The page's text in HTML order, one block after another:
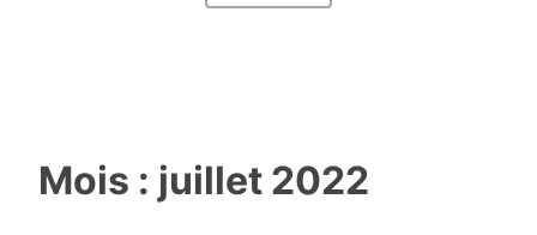
Mois : juillet 2022